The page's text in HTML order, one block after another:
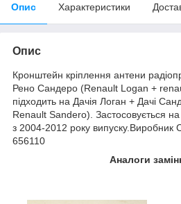
Опис Характеристики
Опис
Кронштейн кріплення антени
Рено Сандеро (Renault Logan +
підходить на Дачія Логан + Дачі
Renault Sandero). Застосовується
з 2004-2012 року випуску.Виробник
656110
Аналоги